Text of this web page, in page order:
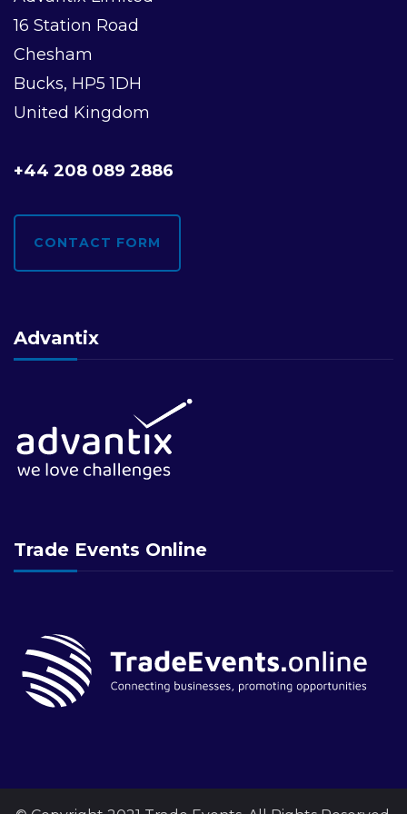
g
a
t
n
16 Station Road
Chesham
Bucks, HP5 1DH
United Kingdom
+44 208 089 2886
CONTACT FORM
Advantix
Trade Events Online